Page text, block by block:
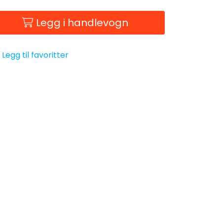
Legg i handlevogn
Legg til favoritter